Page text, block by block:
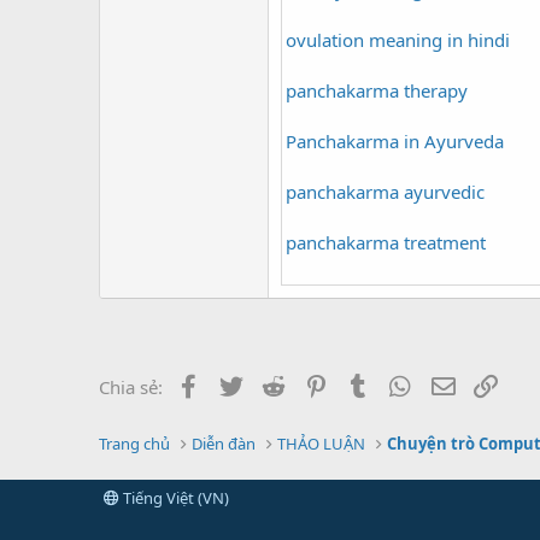
ovulation meaning in hindi
panchakarma therapy
Panchakarma in Ayurveda
panchakarma ayurvedic
panchakarma treatment
Chia sẻ: Facebook
Twitter Reddit PinterestTumblrWhatsApp
Email
Trang chủ Diễn đàn THẢO LUẬN Chuyện trò
Tiếng Việt (VN)